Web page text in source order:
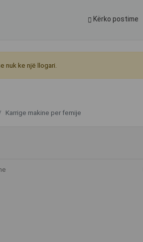
Kërko postime
nuk ke një llogari.
Karrige makine per femije